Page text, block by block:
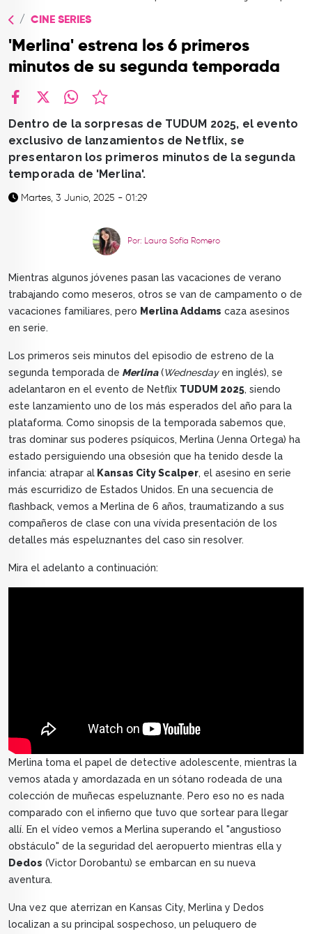
CONTACTO
CINE SERIES
'Merlina' estrena los 6 primeros
minutos de su segunda temporada
Dentro de la sorpresas de TUDUM 2025, el evento
exclusivo de lanzamientos de Netflix, se
presentaron los primeros minutos de la segunda
temporada de 'Merlina'.
Martes, 3 Junio, 2025 - 01:29
Por: Laura Sofía Romero
Mientras algunos jóvenes pasan las vacaciones de verano
trabajando como meseros, otros se van de campamento o de
vacaciones familiares, pero Merlina Addams caza asesinos
en serie.
Los primeros seis minutos del episodio de estreno de la
segunda temporada de Merlina(Wednesday en inglés), se
adelantaron en el evento de Netflix TUDUM 2025, siendo
este lanzamiento uno de los más esperados del año para la
plataforma. Como sinopsis de la temporada sabemos que,
tras dominar sus poderes psíquicos, Merlina (Jenna Ortega) ha
estado persiguiendo una obsesión que ha tenido desde la
infancia: atrapar al Kansas City Scalper, el asesino en serie
más escurridizo de Estados Unidos. En una secuencia de
flashback, vemos a Merlina de 6 años, traumatizando a sus
compañeros de clase con una vívida presentación de los
detalles más espeluznantes del caso sin resolver.
Mira el adelanto a continuación:
Merlina toma el papel de detective adolescente, mientras la
vemos atada y amordazada en un sótano rodeada de una
colección de muñecas espeluznante. Pero eso no es nada
comparado con el infierno que tuvo que sortear para llegar
allí. En el vídeo vemos a Merlina superando el "angustioso
obstáculo" de la seguridad del aeropuerto mientras ella y
Dedos (Victor Dorobantu) se embarcan en su nueva
aventura.
Una vez que aterrizan en Kansas City, Merlina y Dedos
localizan a su principal sospechoso, un peluquero de